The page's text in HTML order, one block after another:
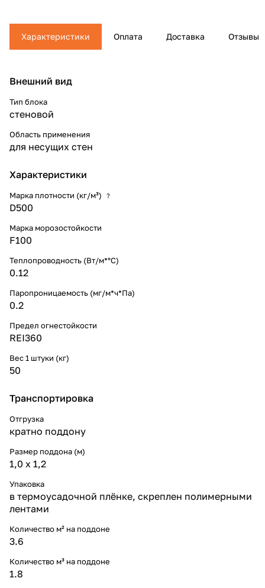
Характеристики Оплата Доставка Отзывы
Внешний вид
Тип блока
стеновой
Область применения
для несущих стен
Характеристики
Марка плотности (кг/м³) ?
D500
Марка морозостойкости
F100
Теплопроводность (Вт/м*°С)
0.12
Паропроницаемость (мг/м*ч*Па)
0.2
Предел огнестойкости
REI360
Вес 1 штуки (кг)
50
Транспортировка
Отгрузка
кратно поддону
Размер поддона (м)
1,0 х 1,2
Упаковка
в термоусадочной плёнке, скреплен полимерными
лентами
Количество м² на поддоне
3.6
Количество м³ на поддоне
1.8